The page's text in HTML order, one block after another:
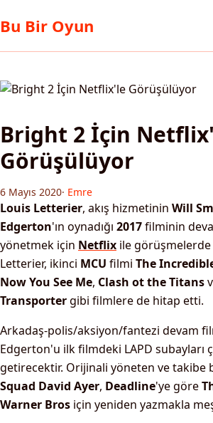
Bu Bir Oyun
Bright 2 İçin
Görüşülüyor
6 Mayıs 2020· Emre
Louis Letterier, akış hizmetinin Will
Edgerton'ın oynadığı 2017filminin
yönetmek için Netflix ile
Letterier, ikinci MCU filmi The
Now You See Me, Clash ot the Titans
Transportergibi filmlere de hitap etti.
Arkadaş-polis/aksiyon/fantezi devam
Edgerton'u ilk filmdeki LAPD subayları
getirecektir. Orijinali yöneten ve takibe
Squad David Ayer, Deadline'ye göre
Warner Bros için yeniden yazmakla